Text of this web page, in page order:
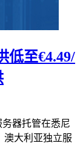
低至€4.49/
器托管在悉尼
澳大利亚独立服